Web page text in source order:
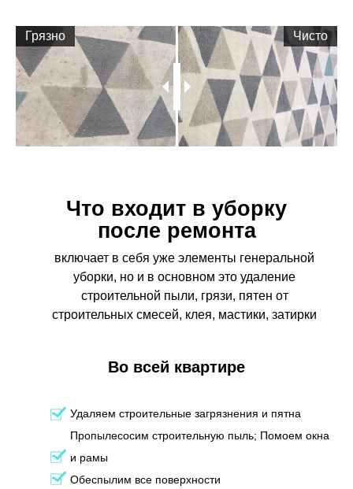
Грязно Чисто
Что входит в уборку
после ремонта
включает в себя уже элементы генеральной
уборки, но и в основном это удаление
строительной пыли, грязи, пятен от
строительных смесей, клея, мастики, затирки
Во всей квартире
Удаляем строительные загрязнения и пятна
Пропылесосим строительную пыль; Помоем окна
и рамы
Обеспылим все поверхности